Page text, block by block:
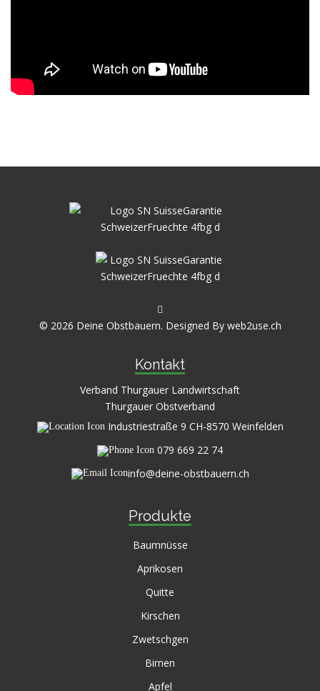
© 2026 Deine Obstbauern. Designed By web2use.ch
Kontakt
Verband Thurgauer Landwirtschaft
Thurgauer Obstverband
Industriestraße 9 CH-8570 Weinfelden
079 669 22 74
info@deine-obstbauern.ch
Produkte
Baumnüsse
Aprikosen
Quitte
Kirschen
Zwetschgen
Birnen
Apfel